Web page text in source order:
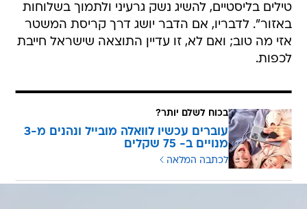
טילים בליסטיים, להשיג נשק גרעיני ולתמוך בשלוחות
באזור". לדבריו, אם הדבר יושג דרך קריסת המשטר
אזי מה טוב; ואם לא, זו עדיין התוצאה שישראל חייבת
לכפות.
בכוח לשלם יותר?
עוברים עכשיו לוואלה מובייל ונהנים מ-3
מנויים ב- 75 שקלים
לכתבה המלאה